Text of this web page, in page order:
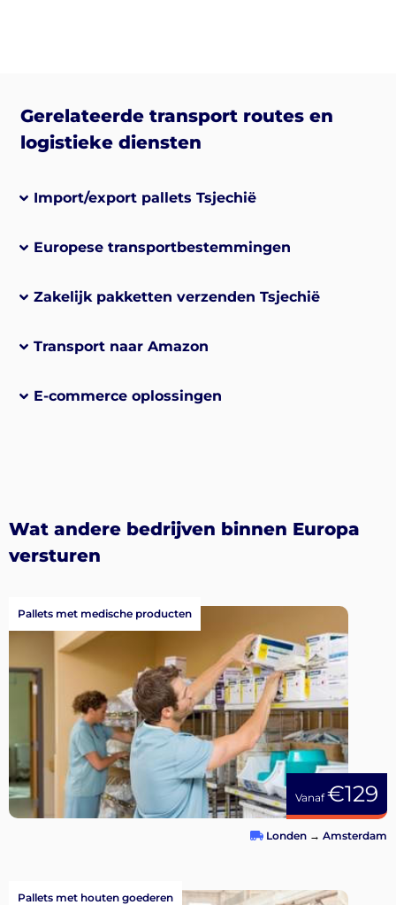
Gerelateerde transport routes en
logistieke diensten
Import/export pallets Tsjechië
Europese transportbestemmingen
Zakelijk pakketten verzenden Tsjechië
Transport naar Amazon
E-commerce oplossingen
Wat andere bedrijven binnen Europa
versturen
Vanaf€129
Pallets met medische producten
Londen → Amsterdam
Pallets met houten goederen